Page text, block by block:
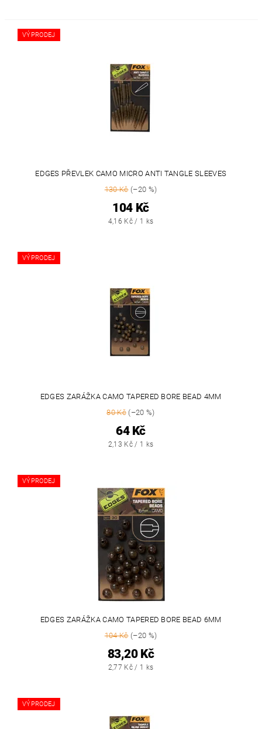
VÝPRODEJ
EDGES PŘEVLEK CAMO MICRO ANTI TANGLE SLEEVES
130 Kč(–20 %)
104 Kč
4,16 Kč / 1 ks
VÝPRODEJ
EDGES ZARÁŽKA CAMO TAPERED BORE BEAD 4MM
80 Kč (–20 %)
64 Kč
2,13 Kč / 1 ks
VÝPRODEJ
EDGES ZARÁŽKA CAMO TAPERED BORE BEAD 6MM
104 Kč(–20 %)
83,20 Kč
2,77 Kč / 1 ks
VÝPRODEJ